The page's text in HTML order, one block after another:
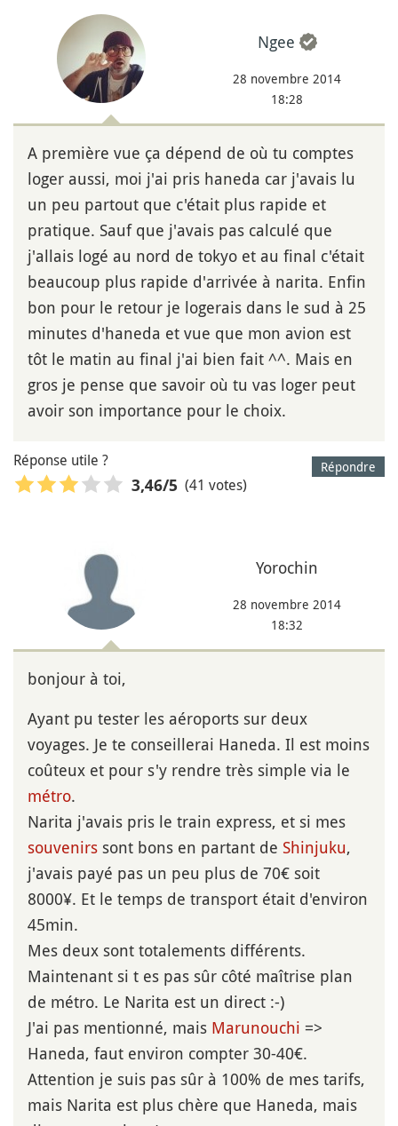
Ngee
28 novembre 2014
18:28
A première vue ça dépend de où tu comptes
loger aussi, moi j'ai pris haneda car j'avais lu
un peu partout que c'était plus rapide et
pratique. Sauf que j'avais pas calculé que
j'allais logé au nord de tokyo et au final c'était
beaucoup plus rapide d'arrivée à narita. Enfin
bon pour le retour je logerais dans le sud à 25
minutes d'haneda et vue que mon avion est
tôt le matin au final j'ai bien fait ^^. Mais en
gros je pense que savoir où tu vas loger peut
avoir son importance pour le choix.
Répondre
Réponse utile ?
3,46/5 (41 votes)
Yorochin
28 novembre 2014
18:32
bonjour à toi,
Ayant pu tester les aéroports sur deux
voyages. Je te conseillerai Haneda. Il est moins
coûteux et pour s'y rendre très simple via le
métro.
Narita j'avais pris le train express, et si mes
souvenirs sont bons en partant de Shinjuku,
j'avais payé pas un peu plus de 70€ soit
8000¥. Et le temps de transport était d'environ
45min.
Mes deux sont totalements différents.
Maintenant si t es pas sûr côté maîtrise plan
de métro. Le Narita est un direct :-)
J'ai pas mentionné, mais Marunouchi =>
Haneda, faut environ compter 30-40€.
Attention je suis pas sûr à 100% de mes tarifs,
mais Narita est plus chère que Haneda, mais